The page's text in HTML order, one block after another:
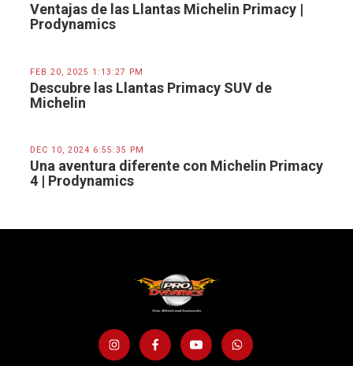
Ventajas de las Llantas Michelin Primacy |
Prodynamics
FEB 20, 2025 1:13:27 PM
Descubre las Llantas Primacy SUV de
Michelin
DEC 10, 2024 6:55:35 PM
Una aventura diferente con Michelin Primacy
4 | Prodynamics